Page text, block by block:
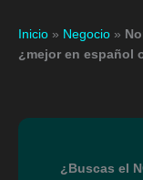
Inicio » Negocio »
¿mejor en español
¿Buscas el